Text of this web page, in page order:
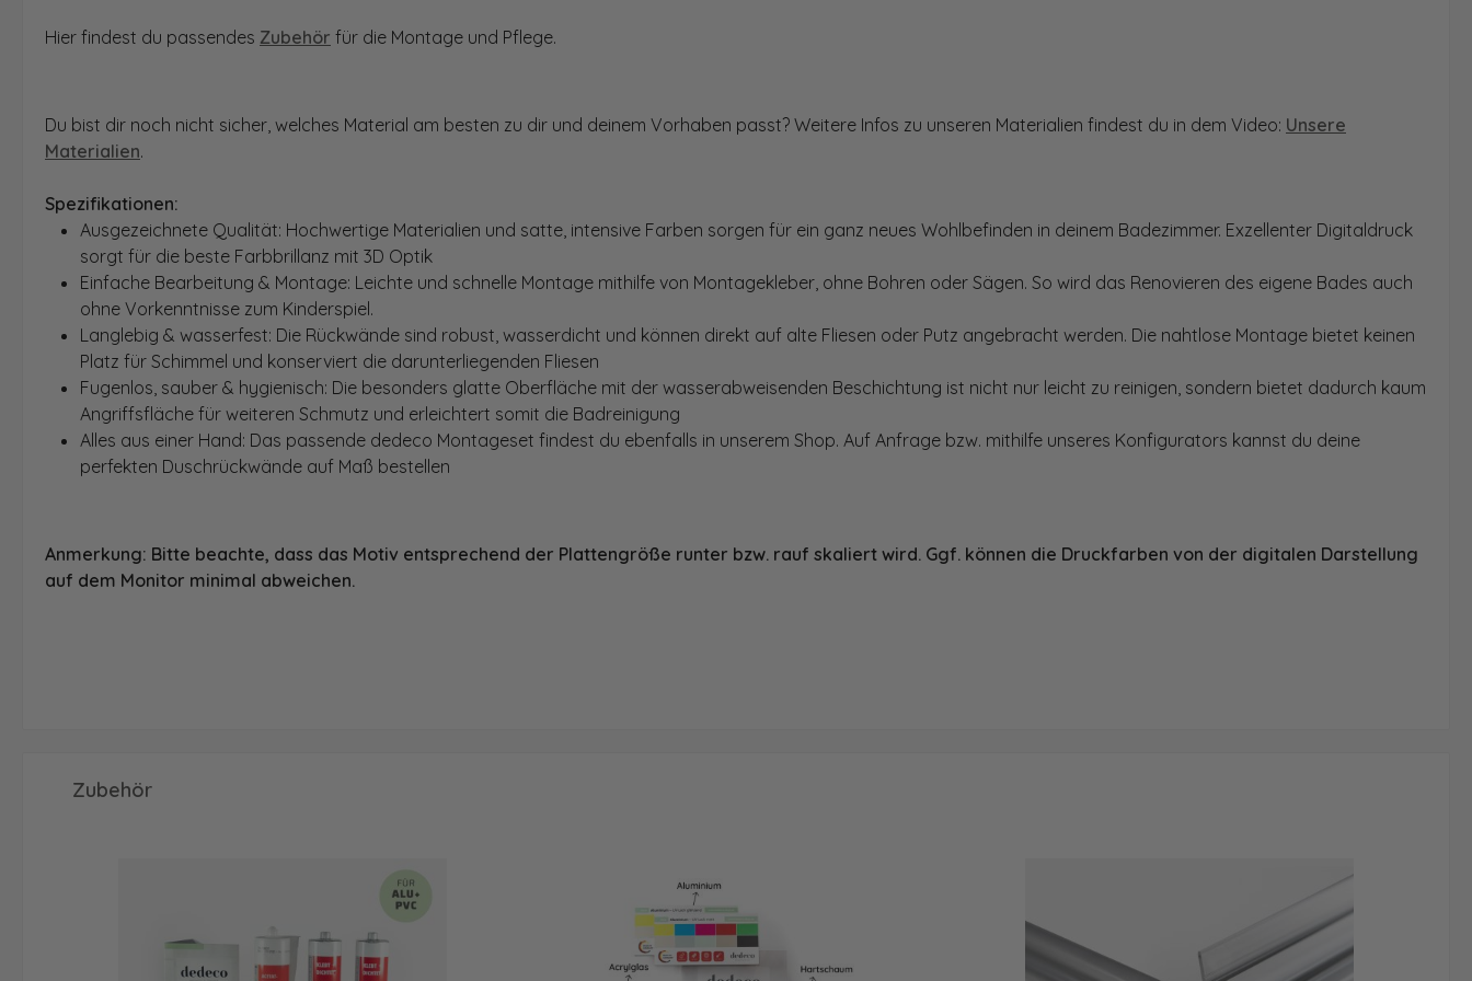
Hier findest du passendes Zubehör für die Montage und Pflege.
Du bist dir noch nicht sicher, welches Material am besten zu dir und deinem Vorhaben passt? Weitere Infos zu unseren Materialien findest du in dem Video: Unsere
Materialien.
Spezifikationen:
Ausgezeichnete Qualität: Hochwertige Materialien und satte, intensive Farben sorgen für ein ganz neues Wohlbefinden in deinem Badezimmer. Exzellenter Digitaldruck
sorgt für die beste Farbbrillanz mit 3D Optik
Einfache Bearbeitung & Montage: Leichte und schnelle Montage mithilfe von Montagekleber, ohne Bohren oder Sägen. So wird das Renovieren des eigene Bades auch
ohne Vorkenntnisse zum Kinderspiel.
Langlebig & wasserfest: Die Rückwände sind robust, wasserdicht und können direkt auf alte Fliesen oder Putz angebracht werden. Die nahtlose Montage bietet keinen
Platz für Schimmel und konserviert die darunterliegenden Fliesen
Fugenlos, sauber & hygienisch: Die besonders glatte Oberfläche mit der wasserabweisenden Beschichtung ist nicht nur leicht zu reinigen, sondern bietet dadurch kaum
Angriffsfläche für weiteren Schmutz und erleichtert somit die Badreinigung
Alles aus einer Hand: Das passende dedeco Montageset findest du ebenfalls in unserem Shop. Auf Anfrage bzw. mithilfe unseres Konfigurators kannst du deine
perfekten Duschrückwände auf Maß bestellen
Anmerkung: Bitte beachte, dass das Motiv entsprechend der Plattengröße runter bzw. rauf skaliert wird. Ggf. können die Druckfarben von der digitalen Darstellung
auf dem Monitor minimal abweichen.
Produktgalerie überspringen
Zubehör